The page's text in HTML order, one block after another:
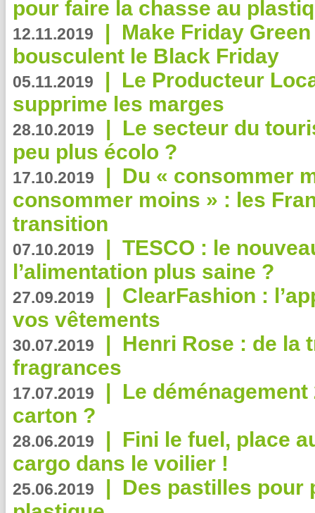
pour faire la chasse au
12.11.2019 | Make Friday
bousculent le Black Friday
05.11.2019 | Le Producteur
supprime les marges
28.10.2019 | Le secteur du
peu plus écolo ?
17.10.2019 | Du « consommer
consommer moins » : les
transition
07.10.2019 | TESCO : le
l’alimentation plus saine ?
27.09.2019 | ClearFashion :
vos vêtements
30.07.2019 | Henri Rose : de la
fragrances
17.07.2019 | Le
carton ?
28.06.2019 | Fini le fuel, place
cargo dans le voilier !
25.06.2019 | Des pastilles pour